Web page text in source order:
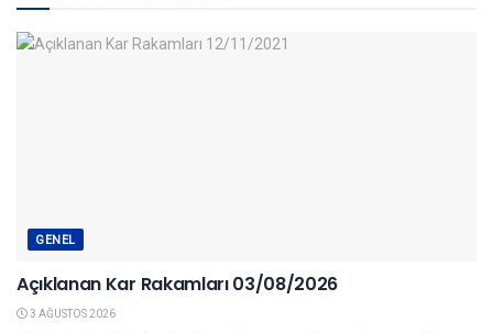
GENEL
Açıklanan Kar Rakamları 03/08/2026
3 AĞUSTOS 2026